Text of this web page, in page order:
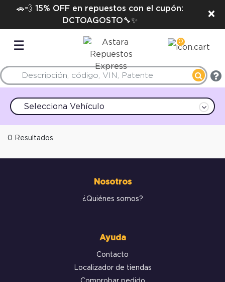
🚗💨 15% OFF en repuestos con el cupón:
DCTOAGOSTO🔧✨
×
☰ 0
Selecciona Vehículo
0 Resultados
Nosotros
¿Quiénes somos?
Ayuda
Contacto
Localizador de tiendas